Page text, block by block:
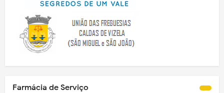
Farmácia de Serviço